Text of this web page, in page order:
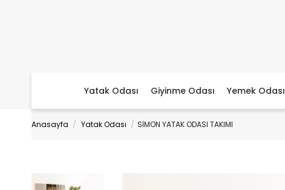
Yatak Odası Giyinme Odası Yemek Odası
Anasayfa Yatak Odası SİMON YATAK ODASI TAKIMI